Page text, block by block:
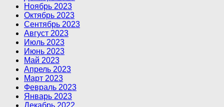
Ноябрь 2023
Октябрь 2023
Сентябрь 2023
Август 2023
Июль 2023
Июнь 2023
Май 2023
Апрель 2023
Март 2023
Февраль 2023
Январь 2023
Декабрь 2022